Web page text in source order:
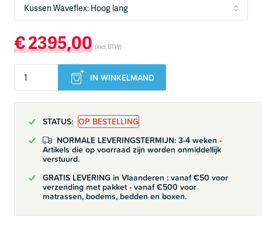
€2395,00 (incl. BTW)
IN WINKELMAND
STATUS: OP BESTELLING
NORMALE LEVERINGSTERMIJN: 3-4 weken -
Artikels die op voorraad zijn worden onmiddellijk
verstuurd.
GRATIS LEVERING in Vlaanderen : vanaf €50 voor
verzending met pakket - vanaf €500 voor
matrassen, bodems, bedden en boxen.